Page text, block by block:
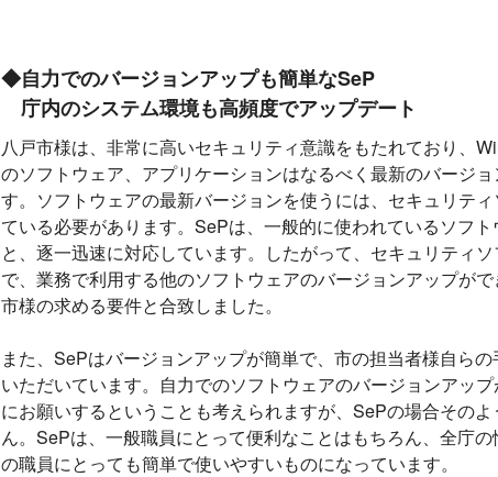
◆自力でのバージョンアップも簡単なSeP
庁内のシステム環境も高頻度でアップデート
八戸市様は、非常に高いセキュリティ意識をもたれており、
のソフトウェア、アプリケーションはなるべく最新のバージ
す。ソフトウェアの最新バージョンを使うには、セキュリテ
ている必要があります。SePは、一般的に使われているソフ
と、逐一迅速に対応しています。したがって、セキュリティ
で、業務で利用する他のソフトウェアのバージョンアップが
市様の求める要件と合致しました。
また、SePはバージョンアップが簡単で、市の担当者様自ら
いただいています。自力でのソフトウェアのバージョンアッ
にお願いするということも考えられますが、SePの場合その
ん。SePは、一般職員にとって便利なことはもちろん、全庁
の職員にとっても簡単で使いやすいものになっています。